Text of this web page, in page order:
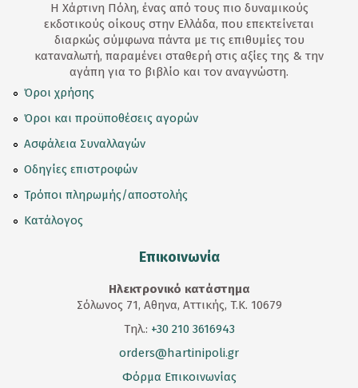
Η Χάρτινη Πόλη, ένας από τους πιο δυναμικούς
εκδοτικούς οίκους στην Ελλάδα, που επεκτείνεται
διαρκώς σύμφωνα πάντα με τις επιθυμίες του
καταναλωτή, παραμένει σταθερή στις αξίες της & την
αγάπη για το βιβλίο και τον αναγνώστη.
Όροι χρήσης
Όροι και προϋποθέσεις αγορών
Ασφάλεια Συναλλαγών
Οδηγίες επιστροφών
Τρόποι πληρωμής/αποστολής
Κατάλογος
Επικοινωνία
Ηλεκτρονικό κατάστημα
Σόλωνος 71, Αθηνα, Αττικής, T.K. 10679
Τηλ.: +30 210 3616943
orders@hartinipoli.gr
Φόρμα Επικοινωνίας